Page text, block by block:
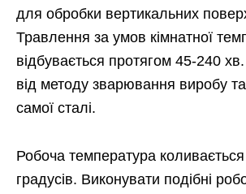
для обробки вертикальних
Травлення за умов кімнатної
відбувається протягом 45-240
від методу зварювання виробу
самої сталі.
Робоча температура
градусів. Виконувати подібні